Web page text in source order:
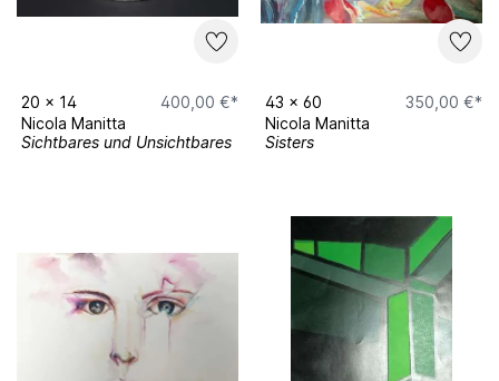
20 x 14
400,00 €*
Nicola Manitta
Sichtbares und Unsichtbares
43 x 60
350,00 €*
Nicola Manitta
Sisters